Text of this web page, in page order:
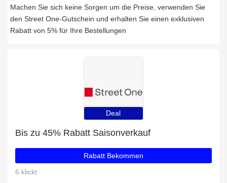
Machen Sie sich keine Sorgen um die Preise, verwenden Sie
den Street One-Gutschein und erhalten Sie einen exklusiven
Rabatt von 5% für Ihre Bestellungen
Deal
Bis zu 45% Rabatt Saisonverkauf
Rabatt Bekommen
6 klickt